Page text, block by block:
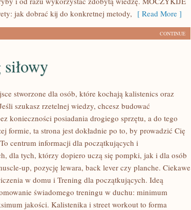
jak dobrać kij do konkretnej metody, [ Read More ]
CONTINUE
stworzone dla osób, które kochają kalistenics oraz
szukasz rzetelnej wiedzy, chcesz budować
konieczności posiadania drogiego sprzętu, a do tego
formie, ta strona jest dokładnie po to, by prowadzić Cię
centrum informacji dla początkujących i
dla tych, którzy dopiero uczą się pompki, jak i dla osób
up, pozycję lewara, back lever czy planche. Ciekawe
w domu i Trening dla początkujących. Ideą
świadomego treningu w duchu: minimum
jakości. Kalistenika i street workout to forma